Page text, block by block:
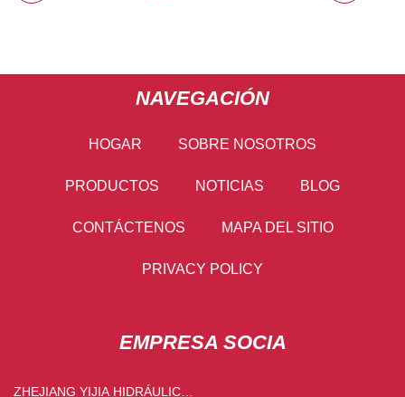
NAVEGACIÓN
HOGAR SOBRE NOSOTROS
PRODUCTOS NOTICIAS BLOG
CONTÁCTENOS MAPA DEL SITIO
PRIVACY POLICY
EMPRESA SOCIA
ZHEJIANG YIJIA HIDRÁULICO